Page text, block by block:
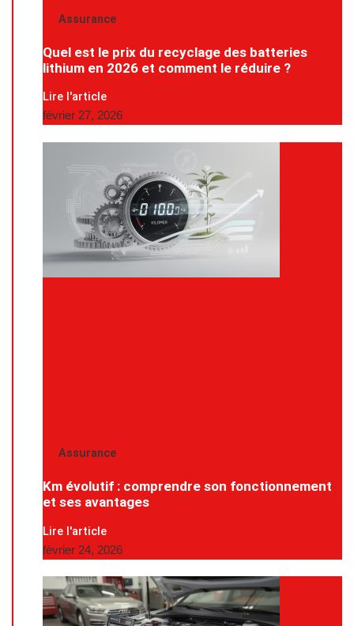
Assurance
Quel est le prix du recyclage des batteries
lithium en 2026 et comment le réduire ?
Lire l'article
février 27, 2026
Assurance
Km évolutif : comprendre son fonctionnement
et ses avantages
Lire l'article
février 24, 2026